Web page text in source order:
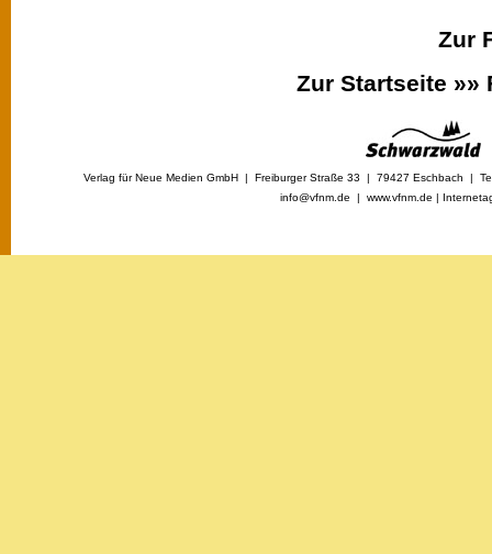
Zur
Zur Startseite »»
Verlag für Neue Medien GmbH | Freiburger Straße 33 | 79427 Eschbach |
info@vfnm.de | www.vfnm.de |